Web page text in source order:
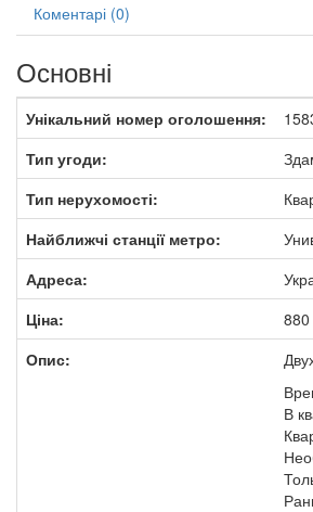
Коментарі (0)
Основні
Унікальний номер оголошення:
Тип угоди:
Тип нерухомості:
Найближчі станції метро:
Адреса:
Ціна:
880
Опис:
В